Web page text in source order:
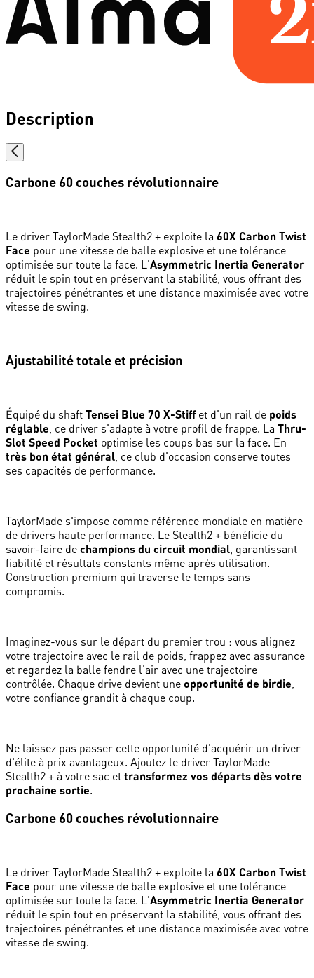
Description
Carbone 60 couches révolutionnaire
Le driver TaylorMade Stealth2 + exploite la 60X Carbon Twist
Face pour une vitesse de balle explosive et une tolérance
optimisée sur toute la face. L'Asymmetric Inertia Generator
réduit le spin tout en préservant la stabilité, vous offrant des
trajectoires pénétrantes et une distance maximisée avec votre
vitesse de swing.
Ajustabilité totale et précision
Équipé du shaft Tensei Blue 70 X-Stiff et d'un rail de poids
réglable , ce driver s'adapte à votre profil de frappe. La Thru-
Slot Speed Pocket optimise les coups bas sur la face. En
très bon état général , ce club d'occasion conserve toutes
ses capacités de performance.
TaylorMade s'impose comme référence mondiale en matière
de drivers haute performance. Le Stealth2 + bénéficie du
savoir-faire de champions du circuit mondial , garantissant
fiabilité et résultats constants même après utilisation.
Construction premium qui traverse le temps sans
compromis.
Imaginez-vous sur le départ du premier trou : vous alignez
votre trajectoire avec le rail de poids, frappez avec assurance
et regardez la balle fendre l'air avec une trajectoire
contrôlée. Chaque drive devient une opportunité de birdie
votre confiance grandit à chaque coup.
Ne laissez pas passer cette opportunité d'acquérir un driver
d'élite à prix avantageux. Ajoutez le driver TaylorMade
Stealth2 + à votre sac et transformez vos départs dès votre
prochaine sortie.
Carbone 60 couches révolutionnaire
Le driver TaylorMade Stealth2 + exploite la 60X Carbon Twist
Face pour une vitesse de balle explosive et une tolérance
optimisée sur toute la face. L'Asymmetric Inertia Generator
réduit le spin tout en préservant la stabilité, vous offrant des
trajectoires pénétrantes et une distance maximisée avec votre
vitesse de swing.